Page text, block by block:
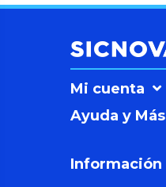
Mi cuenta
Ayuda y Más
Información